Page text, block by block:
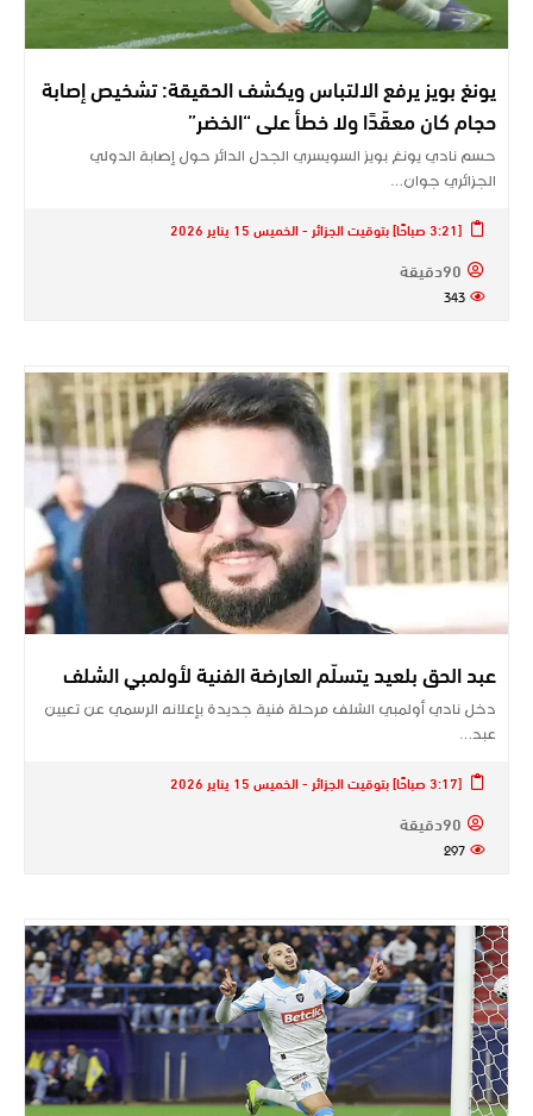
يونغ بويز يرفع الالتباس ويكشف الحقيقة: تشخيص إصابة
حجام كان معقّدًا ولا خطأ على “الخضر”
حسم نادي يونغ بويز السويسري الجدل الدائر حول إصابة الدولي
الجزائري جوان…
[3:21 صباحًا] بتوقيت الجزائر - الخميس 15 يناير 2026
90دقيقة
343
عبد الحق بلعيد يتسلّم العارضة الفنية لأولمبي الشلف
دخل نادي أولمبي الشلف مرحلة فنية جديدة بإعلانه الرسمي عن تعيين
عبد…
[3:17 صباحًا] بتوقيت الجزائر - الخميس 15 يناير 2026
90دقيقة
297